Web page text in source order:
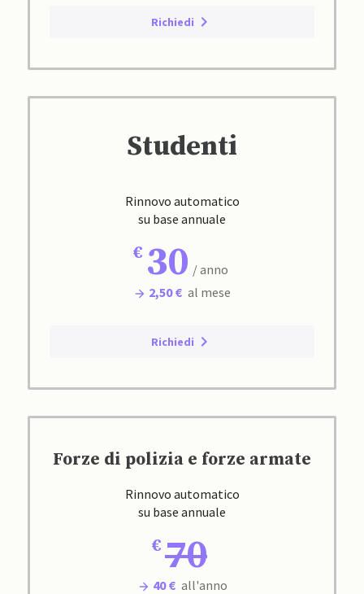
Richiedi
Studenti
Rinnovo automatico
su base annuale
30 / anno
2,50 € al mese
Richiedi
Forze di polizia e forze armate
Rinnovo automatico
su base annuale
70
40 € all'anno